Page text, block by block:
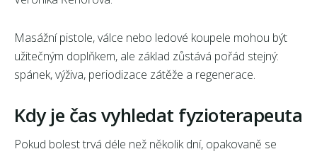
Masážní pistole, válce nebo ledové koupele mohou být
užitečným doplňkem, ale základ zůstává pořád stejný:
spánek, výživa, periodizace zátěže a regenerace.
Kdy je čas vyhledat fyzioterapeuta
Pokud bolest trvá déle než několik dní, opakovaně se